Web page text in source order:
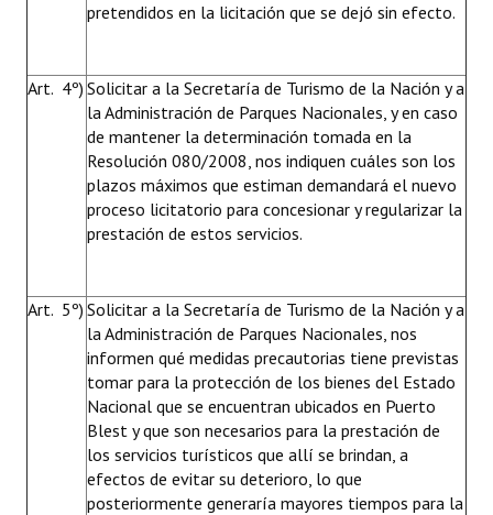
pretendidos en la licitación que se dejó sin efecto.
Art. 4º) Solicitar a la Secretaría de Turismo de la Nación y a
la Administración de Parques Nacionales, y en caso
de mantener la determinación tomada en la
Resolución 080/2008, nos indiquen cuáles son los
plazos máximos que estiman demandará el nuevo
proceso licitatorio para concesionar y regularizar la
prestación de estos servicios.
Art. 5º) Solicitar a la Secretaría de Turismo de la Nación y a
la Administración de Parques Nacionales, nos
informen qué medidas precautorias tiene previstas
tomar para la protección de los bienes del Estado
Nacional que se encuentran ubicados en Puerto
Blest y que son necesarios para la prestación de
los servicios turísticos que allí se brindan, a
efectos de evitar su deterioro, lo que
posteriormente generaría mayores tiempos para la